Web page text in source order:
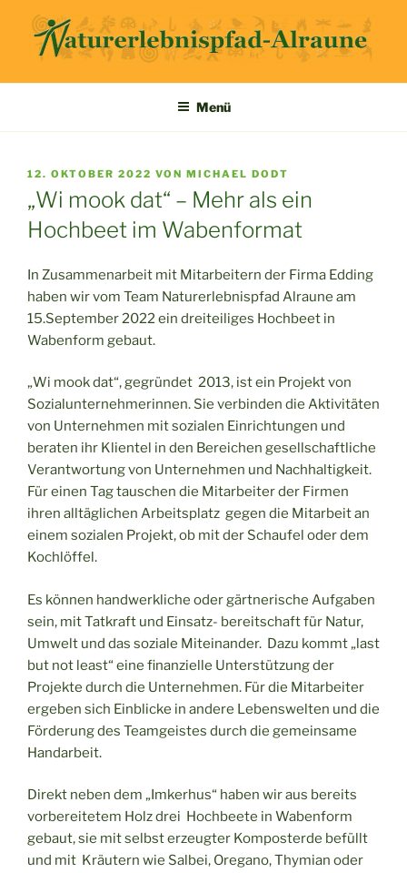
Inhalt
springen
ALRAUNE
NATURERLEBNISPFAD
Menü
VERÖFFENTLICHT
AM
12. OKTOBER 2022 VON MICHAEL DODT
„Wi mook dat“ – Mehr als ein
Hochbeet im Wabenformat
In Zusammenarbeit mit Mitarbeitern der Firma Edding
haben wir vom Team Naturerlebnispfad Alraune am
15.September 2022 ein dreiteiliges Hochbeet in
Wabenform gebaut.
„Wi mook dat“, gegründet 2013, ist ein Projekt von
Sozialunternehmerinnen. Sie verbinden die Aktivitäten
von Unternehmen mit sozialen Einrichtungen und
beraten ihr Klientel in den Bereichen gesellschaftliche
Verantwortung von Unternehmen und Nachhaltigkeit.
Für einen Tag tauschen die Mitarbeiter der Firmen
ihren alltäglichen Arbeitsplatz gegen die Mitarbeit an
einem sozialen Projekt, ob mit der Schaufel oder dem
Kochlöffel.
Es können handwerkliche oder gärtnerische Aufgaben
sein, mit Tatkraft und Einsatz- bereitschaft für Natur,
Umwelt und das soziale Miteinander. Dazu kommt „last
but not least“ eine finanzielle Unterstützung der
Projekte durch die Unternehmen. Für die Mitarbeiter
ergeben sich Einblicke in andere Lebenswelten und die
Förderung des Teamgeistes durch die gemeinsame
Handarbeit.
Direkt neben dem „Imkerhus“ haben wir aus bereits
vorbereitetem Holz drei Hochbeete in Wabenform
gebaut, sie mit selbst erzeugter Komposterde befüllt
und mit Kräutern wie Salbei, Oregano, Thymian oder